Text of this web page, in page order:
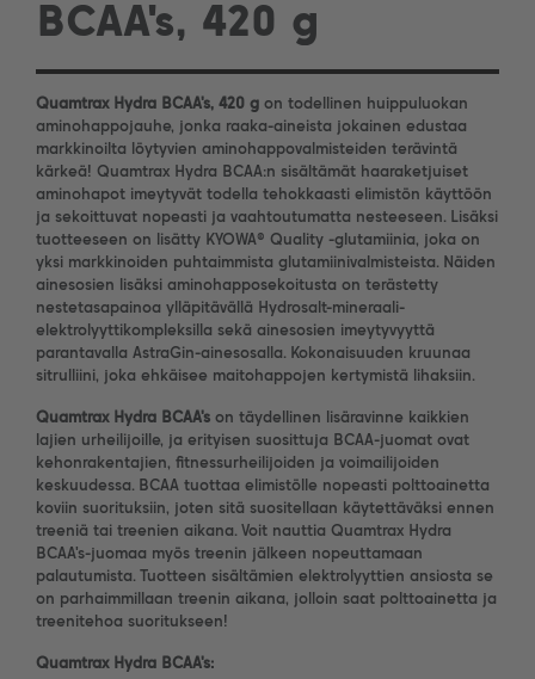
BCAA's, 420 g
Quamtrax Hydra BCAA's, 420 g on todellinen huippuluokan
aminohappojauhe, jonka raaka-aineista jokainen edustaa
markkinoilta löytyvien aminohappovalmisteiden terävintä
kärkeä! Quamtrax Hydra BCAA:n sisältämät haaraketjuiset
aminohapot imeytyvät todella tehokkaasti elimistön käyttöön
ja sekoittuvat nopeasti ja vaahtoutumatta nesteeseen. Lisäksi
tuotteeseen on lisätty KYOWA® Quality -glutamiinia, joka on
yksi markkinoiden puhtaimmista glutamiinivalmisteista. Näiden
ainesosien lisäksi aminohapposekoitusta on terästetty
nestetasapainoa ylläpitävällä Hydrosalt-mineraali-
elektrolyyttikompleksilla sekä ainesosien imeytyvyyttä
parantavalla AstraGin-ainesosalla. Kokonaisuuden kruunaa
sitrulliini, joka ehkäisee maitohappojen kertymistä lihaksiin.
Quamtrax Hydra BCAA's on täydellinen lisäravinne kaikkien
lajien urheilijoille, ja erityisen suosittuja BCAA-juomat ovat
kehonrakentajien, fitnessurheilijoiden ja voimailijoiden
keskuudessa. BCAA tuottaa elimistölle nopeasti polttoainetta
koviin suorituksiin, joten sitä suositellaan käytettäväksi ennen
treeniä tai treenien aikana. Voit nauttia Quamtrax Hydra
BCAA's-juomaa myös treenin jälkeen nopeuttamaan
palautumista. Tuotteen sisältämien elektrolyyttien ansiosta se
on parhaimmillaan treenin aikana, jolloin saat polttoainetta ja
treenitehoa suoritukseen!
Quamtrax Hydra BCAA's: